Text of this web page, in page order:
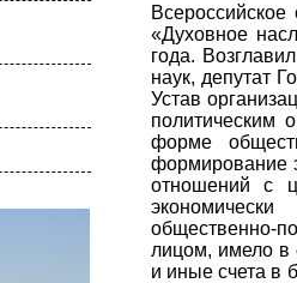
«Духовное
года.
наук, депутат
Устав
политическим
форме
формирование
отношений с
экономически
общественно-
лицом, имело в
и иные счета в